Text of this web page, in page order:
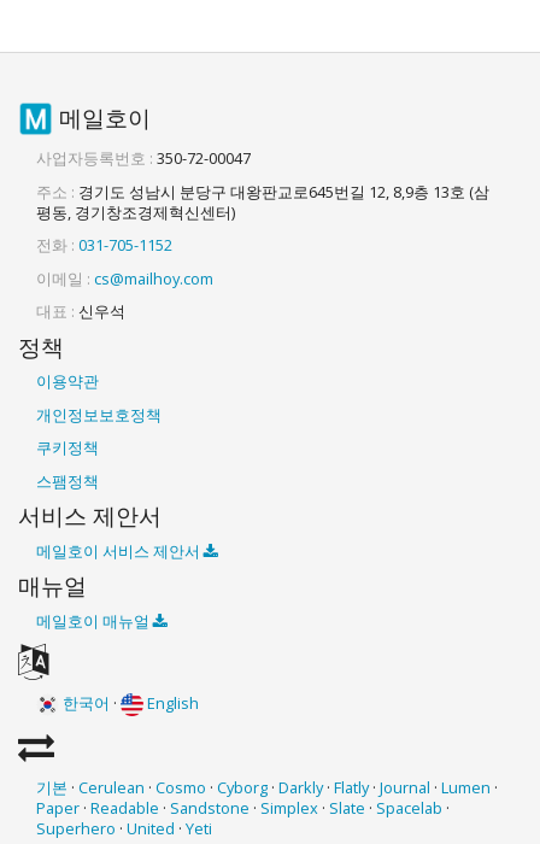
메일호이
사업자등록번호 : 350-72-00047
주소 : 경기도 성남시 분당구 대왕판교로645번길 12, 8,9층 13호 (삼
평동, 경기창조경제혁신센터)
전화 : 031-705-1152
이메일 : cs@mailhoy.com
대표 : 신우석
정책
이용약관
개인정보보호정책
쿠키정책
스팸정책
서비스 제안서
메일호이 서비스 제안서
매뉴얼
메일호이 매뉴얼
한국어 · English
기본 · Cerulean · Cosmo · Cyborg · Darkly· Flatly· Journal · Lumen ·
Paper · Readable · Sandstone · Simplex · Slate · Spacelab ·
Superhero · United · Yeti